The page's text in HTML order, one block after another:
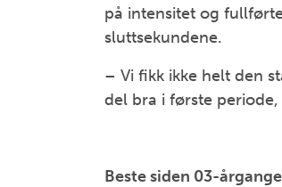
på intensitet og
sluttsekundene.
– Vi fikk ikke helt den
del bra i første
Beste siden 03-